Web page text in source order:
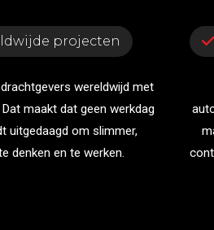
projecten
wereldwijd met
maakt dat geen werkdag
uitgedaagd om slimmer,
denken en te werken.